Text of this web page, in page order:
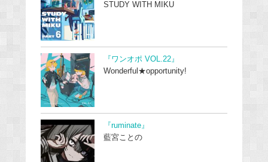
STUDY WITH MIKU
『ワンオポ VOL.22』
Wonderful★opportunity!
『ruminate』
藍宮ことの